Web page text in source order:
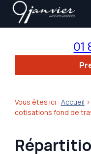
01
Vous êtes ici : Accueil >
cotisations fond de
Panneau de gestion des